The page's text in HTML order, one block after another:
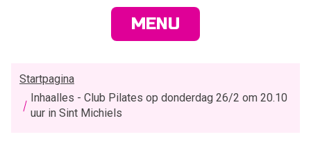
MENU
Startpagina
Inhaalles - Club Pilates op donderdag 26/2 om 20.10
uur in Sint Michiels